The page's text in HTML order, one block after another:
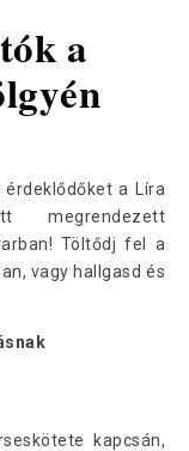
a
megrendezett
Töltődj fel a
vagy hallgasd és
kapcsán,